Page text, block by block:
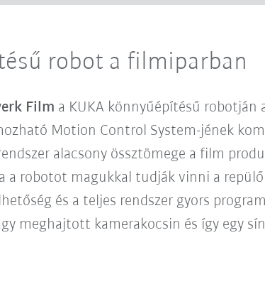
robot a filmiparban
Film a KUKA könnyűépítésű robotján
Motion Control System-jének
alacsony össztömege a film
a robotot magukkal tudják vinni a
és a teljes rendszer gyors
meghajtott kamerakocsin és így egy